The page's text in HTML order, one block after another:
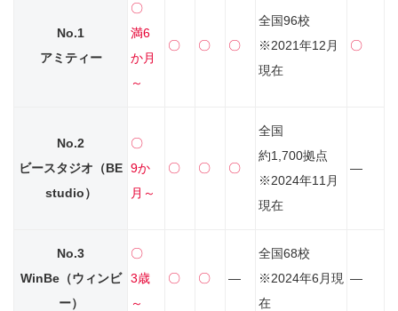
No.1
アミティー
〇
満6
か月
～
〇 〇 〇
全国96校
※2021年12月
現在
〇
No.2
ビースタジオ （BE
studio）
〇
9か
月～
〇 〇 〇
全国
約1,700拠点
※2024年11月
現在
―
No.3
WinBe（ウィンビ
ー）
〇
3歳
～
〇 〇 ―
全国68校
※2024年6月現
在
―